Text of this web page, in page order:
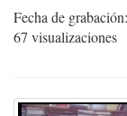
Fecha de
67 visualizaciones